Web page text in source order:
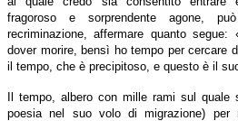
fragoroso e sorprendente agone,
recriminazione, affermare quanto
dover morire, bensì ho tempo per cercare
il tempo, che è precipitoso, e questo è il
Il tempo, albero con mille rami sul
poesia nel suo volo di migrazione) per